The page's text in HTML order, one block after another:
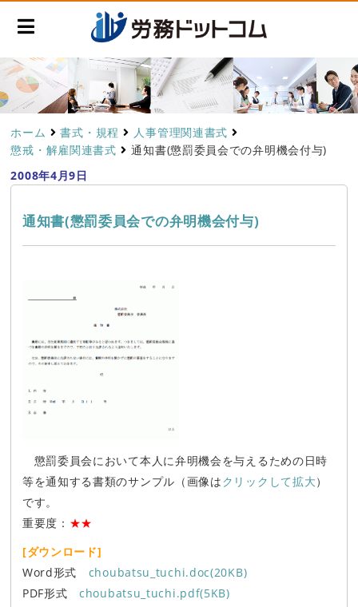
ホーム 書式・規程
人事管理関連書式
懲戒・解雇関連書式
通知書(懲罰委員会での弁明機会付与)
2008年4月9日
通知書(懲罰委員会での弁明機会付与)
懲罰委員会において本人に弁明機会を与えるための日時
等を通知する書類のサンプル（画像はクリックして拡大）
です。
重要度： ★★
[ダウンロード]
Word形式 choubatsu_tuchi.doc(20KB)
PDF形式choubatsu_tuchi.pdf(5KB)